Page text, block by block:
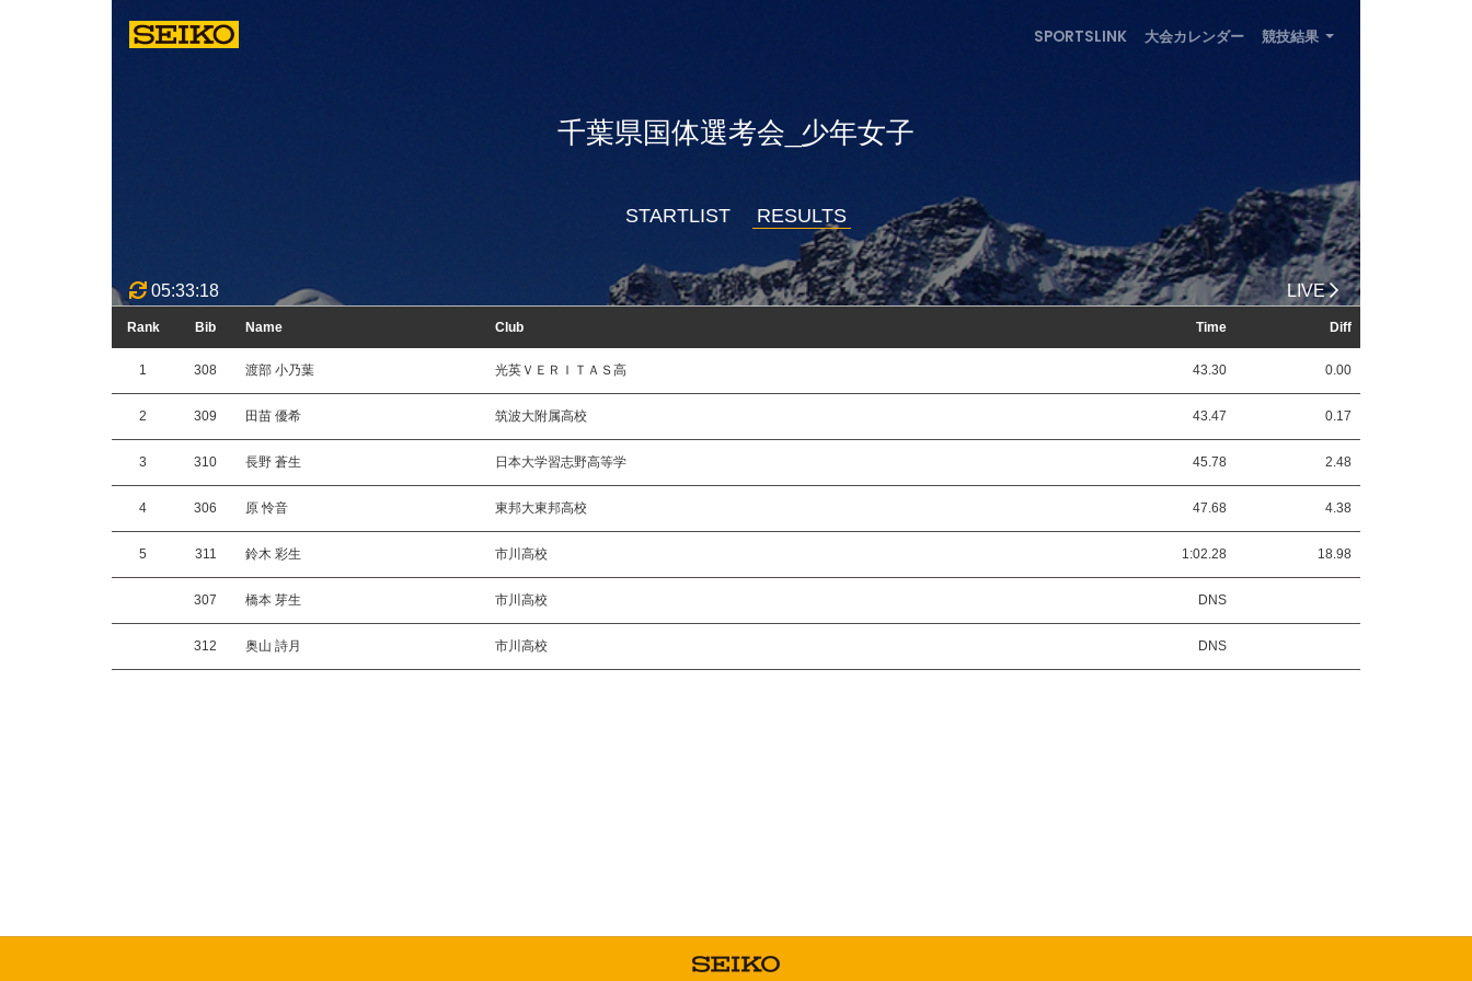
SPORTSLINK 大会カレンダー 競技結果
千葉県国体選考会_少年女子
STARTLIST RESULTS
05:33:18 LIVE
Rank Bib Name Club Time Diff
1 308 渡部 小乃葉 光英ＶＥＲＩＴＡＳ高 43.30 0.00
2 309 田苗 優希 筑波大附属高校 43.47 0.17
3 310 長野 蒼生 日本大学習志野高等学 45.78 2.48
4 306 原 怜音 東邦大東邦高校 47.68 4.38
5 311 鈴木 彩生 市川高校 1:02.28 18.98
307 橋本 芽生 市川高校 DNS
312 奥山 詩月 市川高校 DNS